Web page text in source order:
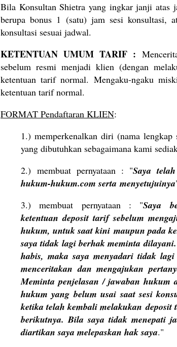
Bila Konsultan Shietra yang ingkar janji atas
berupa bonus 1 (satu) jam sesi konsultasi,
konsultasi sesuai jadwal.
KETENTUAN UMUM TARIF :
sebelum resmi menjadi klien (dengan
ketentuan tarif normal. Mengaku-ngaku
ketentuan tarif normal.
FORMAT Pendaftaran KLIEN:
1.) memperkenalkan diri (nama
yang dibutuhkan sebagaimana kami
2.) membuat pernyataan : "Saya
hukum-hukum.com serta menyetujuinya
3.) membuat pernyataan : "Saya
ketentuandeposit tarif sebelum
hukum, untuk saat kini maupun pada
saya tidak lagi berhak meminta
habis, maka saya menyadari tidak
menceritakan dan mengajukan
Meminta penjelasan / jawaban hukum
hukum yang belum usai saat sesi
ketika telah kembali melakukandeposit
berikutnya. Bila saya tidak menepati
diartikan saya melepaskan hak saya."